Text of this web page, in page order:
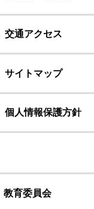
交通アクセス
サイトマップ
個人情報保護方針
教育委員会